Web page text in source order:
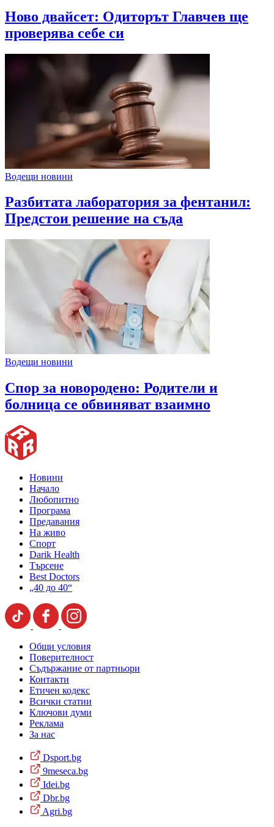
Ново двайсет: Одиторът Главчев ще
проверява себе си
Водещи новини
Разбитата лаборатория за фентанил:
Предстои решение на съда
Водещи новини
Спор за новородено: Родители и
болница се обвиняват взаимно
Новини
Начало
Любопитно
Програма
Предавания
На живо
Спорт
Darik Health
Търсене
Best Doctors
„40 до 40“
Общи условия
Поверителност
Съдържание от партньори
Контакти
Етичен кодекс
Всички статии
Ключови думи
Реклама
За нас
Dsport.bg
9meseca.bg
Idei.bg
Dbr.bg
Agri.bg